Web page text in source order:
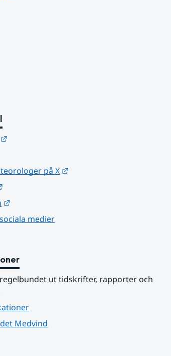
på X
medier
ut tidskrifter, rapporter och
Medvind